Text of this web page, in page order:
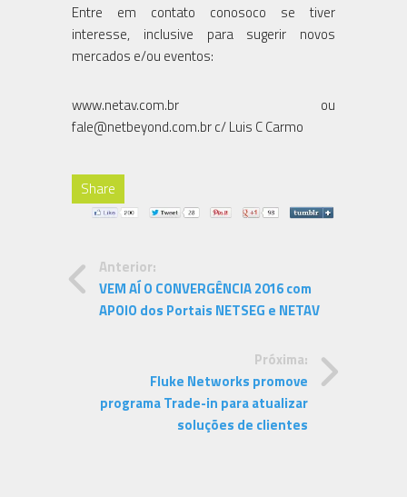
Entre em contato conosoco se tiver
interesse, inclusive para sugerir novos
mercados e/ou eventos:
www.netav.com.br ou
fale@netbeyond.com.br c/ Luis C Carmo
Share
Anterior:
VEM AÍ O CONVERGÊNCIA 2016 com
APOIO dos Portais NETSEG e NETAV
Próxima:
Fluke Networks promove
programa Trade-in para atualizar
soluções de clientes